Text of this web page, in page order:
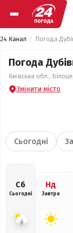
24 Канал Погода
Погода
Київська обл.,
Змінити місто
Сьогодні
Сб
Сьогодні
Нд
Завтра